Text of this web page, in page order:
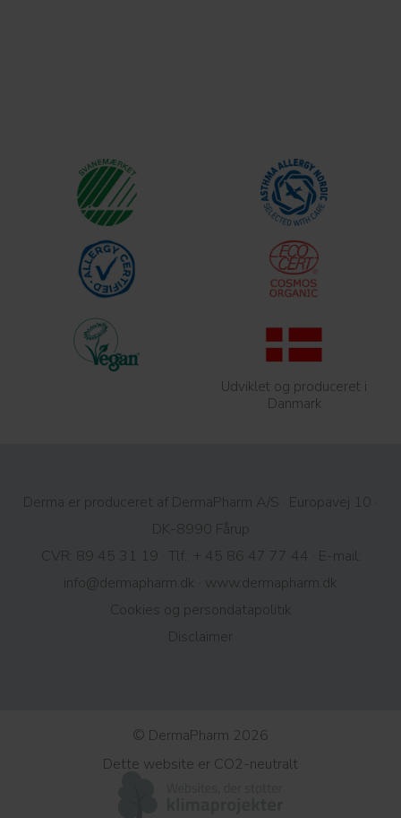
Udviklet og produceret i
Danmark
Derma er produceret af DermaPharm A/S · Europavej 10 ·
DK-8990 Fårup
CVR: 89 45 31 19 · Tlf.:
+ 45 86 47 77 44
· E-mail:
info@dermapharm.dk
www.dermapharm.dk
Cookies og persondatapolitik​
Disclaimer
© DermaPharm 2026
Dette website er CO2-neutralt